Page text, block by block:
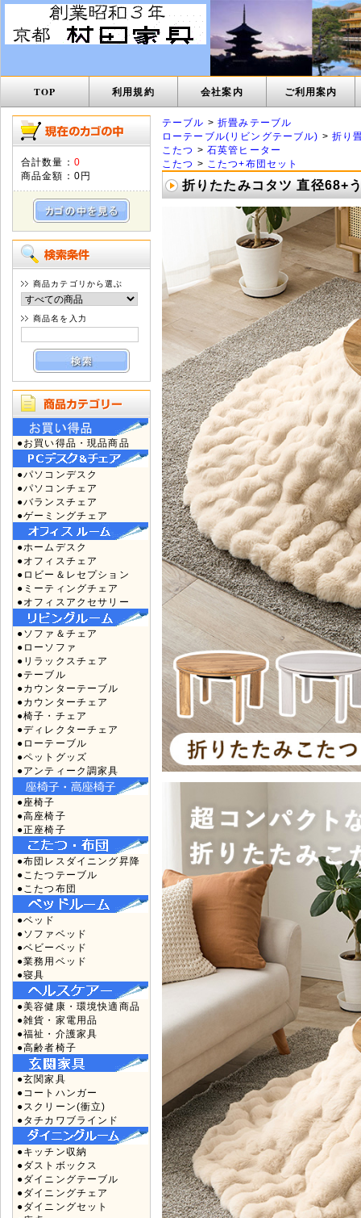
TOP 利用規約 会社案内 ご利用案内
合計数量： 0
商品金額： 0円
商品カテゴリから選ぶ
商品名を入力
●お買い得品・現品商品
●パソコンデスク
●パソコンチェア
●バランスチェア
●ゲーミングチェア
●ホームデスク
●オフィスチェア
●ロビー＆レセプション
●ミーティングチェア
●オフィスアクセサリー
●ソファ＆チェア
●ローソファ
●リラックスチェア
●テーブル
●カウンターテーブル
●カウンターチェア
●椅子・チェア
●ディレクターチェア
●ローテーブル
●ペットグッズ
●アンティーク調家具
●座椅子
●高座椅子
●正座椅子
●布団レスダイニング昇降
●こたつテーブル
●こたつ布団
●ベッド
●ソファベッド
●ベビーベッド
●業務用ベッド
●寝具
●美容健康・環境快適商品
●雑貨・家電用品
●福祉・介護家具
●高齢者椅子
●玄関家具
●コートハンガー
●スクリーン(衝立)
●タチカワブラインド
●キッチン収納
●ダストボックス
●ダイニングテーブル
●ダイニングチェア
●ダイニングセット
テーブル >折畳みテーブル
ローテーブル(リビングテーブル) >折り
こたつ > 石英管ヒーター
こたつ > こたつ+布団セット
折りたたみコタツ 直径68+